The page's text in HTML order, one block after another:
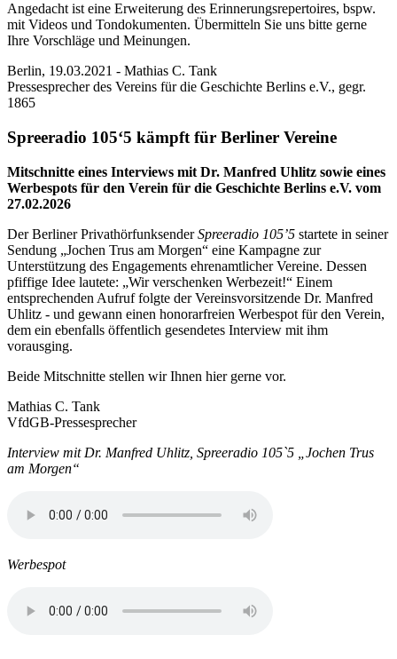
Angedacht ist eine Erweiterung des Erinnerungsrepertoires, bspw.
mit Videos und Tondokumenten. Übermitteln Sie uns bitte gerne
Ihre Vorschläge und Meinungen.
Berlin, 19.03.2021 - Mathias C. Tank
Pressesprecher des Vereins für die Geschichte Berlins e.V., gegr.
1865
Spreeradio 105‘5 kämpft für Berliner Vereine
Mitschnitte eines Interviews mit Dr. Manfred Uhlitz sowie eines
Werbespots für den Verein für die Geschichte Berlins e.V. vom
27.02.2026
Der Berliner PrivathörfunksenderSpreeradio 105’5 startete in seiner
Sendung „Jochen Trus am Morgen“ eine Kampagne zur
Unterstützung des Engagements ehrenamtlicher Vereine. Dessen
pfiffige Idee lautete: „Wir verschenken Werbezeit!“ Einem
entsprechenden Aufruf folgte der Vereinsvorsitzende Dr. Manfred
Uhlitz - und gewann einen honorarfreien Werbespot für den Verein,
dem ein ebenfalls öffentlich gesendetes Interview mit ihm
vorausging.
Beide Mitschnitte stellen wir Ihnen hier gerne vor.
Mathias C. Tank
VfdGB-Pressesprecher
Interview mit Dr. Manfred Uhlitz, Spreeradio 105`5 „Jochen Trus
am Morgen“
Werbespot